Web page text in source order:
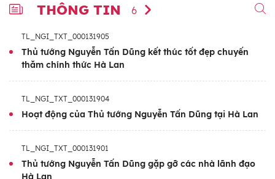
THÔNG TIN 6
TL_NGI_TXT_000131905
Thủ tướng Nguyễn Tấn Dũng kết thúc tốt đẹp chuyến
thăm chính thức Hà Lan
TL_NGI_TXT_000131904
Hoạt động của Thủ tướng Nguyễn Tấn Dũng tại Hà Lan
TL_NGI_TXT_000131901
Thủ tướng Nguyễn Tấn Dũng gặp gỡ các nhà lãnh đạo
Hà Lan